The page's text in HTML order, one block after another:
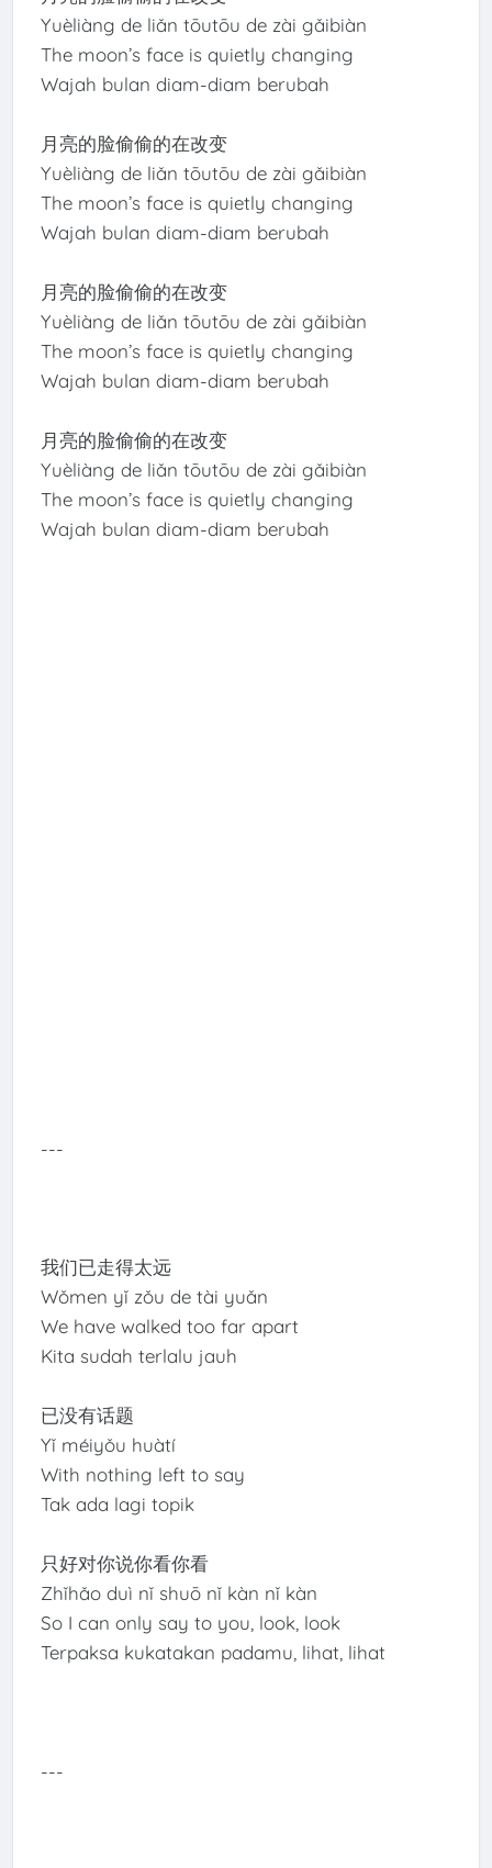
Yuèliàng de liǎn tōutōu de zài gǎibiàn
The moon’s face is quietly changing
Wajah bulan diam-diam berubah
月亮的脸偷偷的在改变
Yuèliàng de liǎn tōutōu de zài gǎibiàn
The moon’s face is quietly changing
Wajah bulan diam-diam berubah
月亮的脸偷偷的在改变
Yuèliàng de liǎn tōutōu de zài gǎibiàn
The moon’s face is quietly changing
Wajah bulan diam-diam berubah
月亮的脸偷偷的在改变
Yuèliàng de liǎn tōutōu de zài gǎibiàn
The moon’s face is quietly changing
Wajah bulan diam-diam berubah
---
我们已走得太远
Wǒmen yǐ zǒu de tài yuǎn
We have walked too far apart
Kita sudah terlalu jauh
已没有话题
Yǐ méiyǒu huàtí
With nothing left to say
Tak ada lagi topik
只好对你说你看你看
Zhǐhǎo duì nǐ shuō nǐ kàn nǐ kàn
So I can only say to you, look, look
Terpaksa kukatakan padamu, lihat, lihat
---